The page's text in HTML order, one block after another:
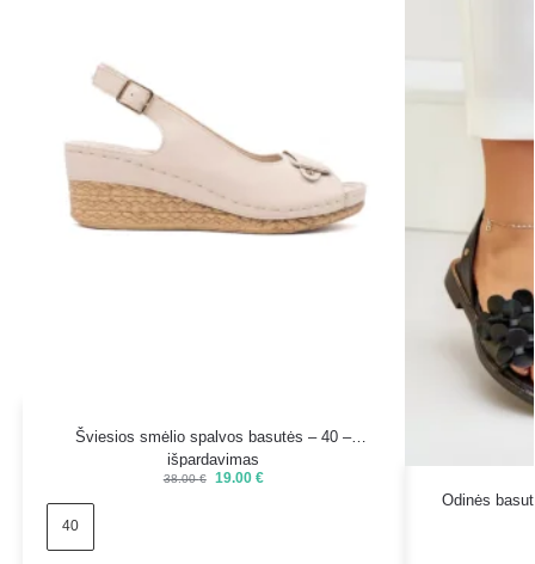
Šviesios smėlio spalvos basutės – 40 –
išpardavimas
38.00€ 19.00 €
40
Odinės